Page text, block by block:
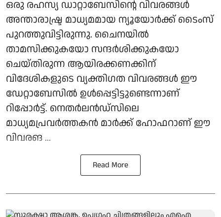
ഒരു രഹസ്യ ഡാറ്റാബേസിന്റെ വിവരങ്ങള്‍
അന്താരാഷ്ട്ര മാധ്യമമായ ന്യൂയോര്‍ക്ക് ടൈംസ്
പുറത്തുവിട്ടിരുന്നു. ചൈനയില്‍
താമസിക്കുകയോ സന്ദര്‍ശിക്കുകയോ
ചെയ്തിരുന്ന ആയിരക്കണക്കിന്
വിദേശികളുടെ വ്യക്തിഗത വിവരങ്ങള്‍ ഈ
ഡേറ്റാബേസില്‍ ഉള്‍പ്പെട്ടിട്ടുണ്ടെന്നാണ്
റിപ്പോര്‍ട്ട്. നെതര്‍ലന്‍ഡ്സിലെ
മാധ്യമപ്രവര്‍ത്തകന്‍ മാര്‍ക്ക് ഹോഫറാണ് ഈ
വിവരങ ...
Read More